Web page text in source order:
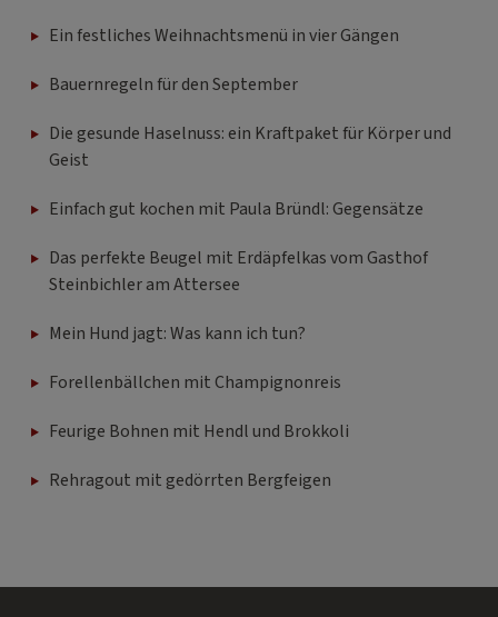
Ein festliches Weihnachtsmenü in vier Gängen
Bauernregeln für den September
Die gesunde Haselnuss: ein Kraftpaket für Körper und
Geist
Einfach gut kochen mit Paula Bründl: Gegensätze
Das perfekte Beugel mit Erdäpfelkas vom Gasthof
Steinbichler am Attersee
Mein Hund jagt: Was kann ich tun?
Forellenbällchen mit Champignonreis
Feurige Bohnen mit Hendl und Brokkoli
Rehragout mit gedörrten Bergfeigen